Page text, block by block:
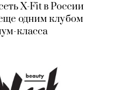
X-Fit в России
одним клубом
класса